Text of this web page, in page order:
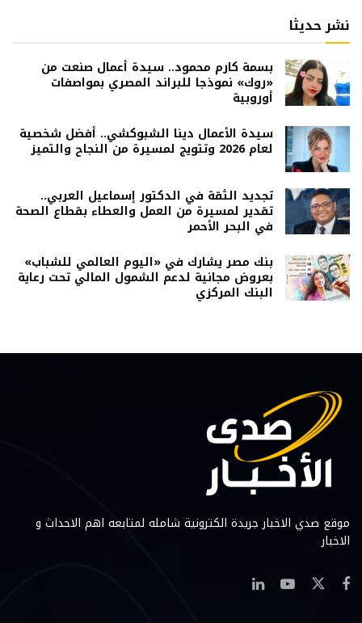
نشر حديثا
بسمة كارم محمود.. سيدة أعمال صنعت من
«روك» نموذجا للبراند المصري بمواصفات
أوروبية
سيدة الأعمال دينا الشبوكشي.. أفضل شخصية
لعام 2026 وتتويج لمسيرة من النجاح والتميز
تجديد الثقة في الدكتور إسماعيل العربي..
تقدير لمسيرة من العمل والعطاء بقطاع الصحة
في البحر الأحمر
بنك مصر يشارك في «اليوم العالمي للشباب»
بعروض مجانية لدعم الشمول المالي تحت رعاية
البنك المركزي
موقع صدي الاخبار جريدة الكترونية شامله لمتابعه اهم الاحداث و
الاخبار